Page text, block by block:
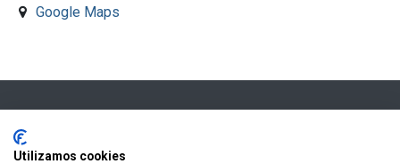
Google Maps
Enlaces de Ínteres
Utilizamos cookies